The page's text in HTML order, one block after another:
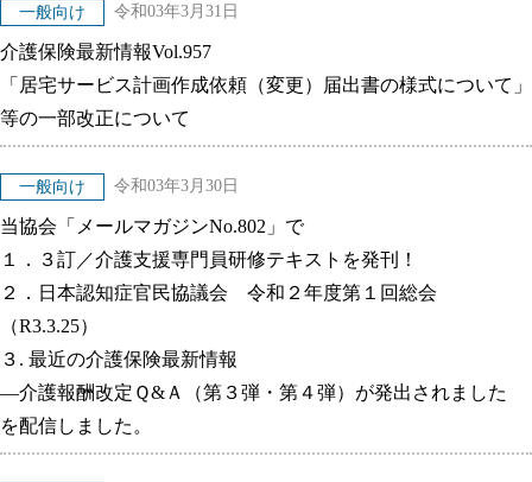
一般向け 令和03年3月31日
介護保険最新情報Vol.957
「居宅サービス計画作成依頼（変更）届出書の様式について」
等の一部改正について
一般向け 令和03年3月30日
当協会「メールマガジンNo.802」で
１．３訂／介護支援専門員研修テキストを発刊！
２．日本認知症官民協議会 令和２年度第１回総会
（R3.3.25）
３. 最近の介護保険最新情報
―介護報酬改定Ｑ&Ａ（第３弾・第４弾）が発出されました
を配信しました。